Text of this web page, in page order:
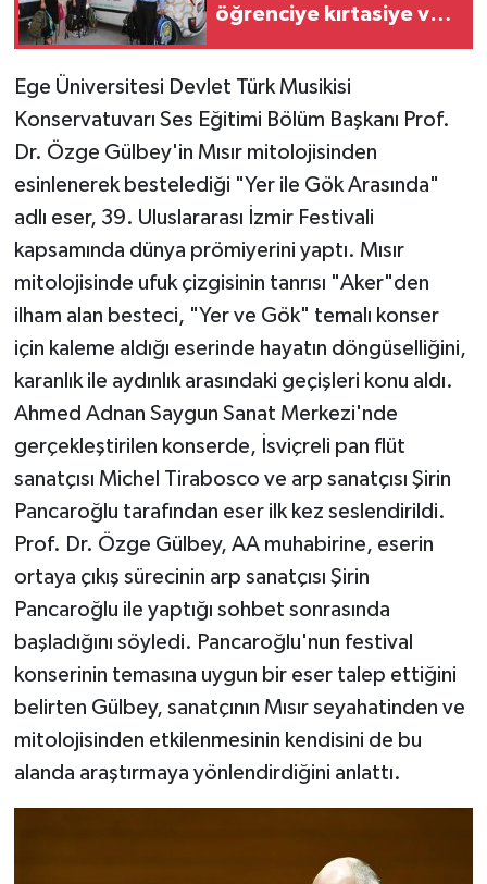
öğrenciye kırtasiye ve
Ege Üniversitesi Devlet Türk Musikisi
Konservatuvarı Ses Eğitimi Bölüm Başkanı Prof.
Dr. Özge Gülbey'in Mısır mitolojisinden
esinlenerek bestelediği "Yer ile Gök Arasında"
adlı eser, 39. Uluslararası İzmir Festivali
kapsamında dünya prömiyerini yaptı. Mısır
mitolojisinde ufuk çizgisinin tanrısı "Aker"den
ilham alan besteci, "Yer ve Gök" temalı konser
için kaleme aldığı eserinde hayatın döngüselliğini,
karanlık ile aydınlık arasındaki geçişleri konu aldı.
Ahmed Adnan Saygun Sanat Merkezi'nde
gerçekleştirilen konserde, İsviçreli pan flüt
sanatçısı Michel Tirabosco ve arp sanatçısı Şirin
Pancaroğlu tarafından eser ilk kez seslendirildi.
Prof. Dr. Özge Gülbey, AA muhabirine, eserin
ortaya çıkış sürecinin arp sanatçısı Şirin
Pancaroğlu ile yaptığı sohbet sonrasında
başladığını söyledi. Pancaroğlu'nun festival
konserinin temasına uygun bir eser talep ettiğini
belirten Gülbey, sanatçının Mısır seyahatinden ve
mitolojisinden etkilenmesinin kendisini de bu
alanda araştırmaya yönlendirdiğini anlattı.